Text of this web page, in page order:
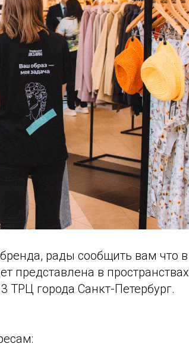
рады сообщить вам что в
представлена в пространствах
ТРЦ города Санкт-Петербург.